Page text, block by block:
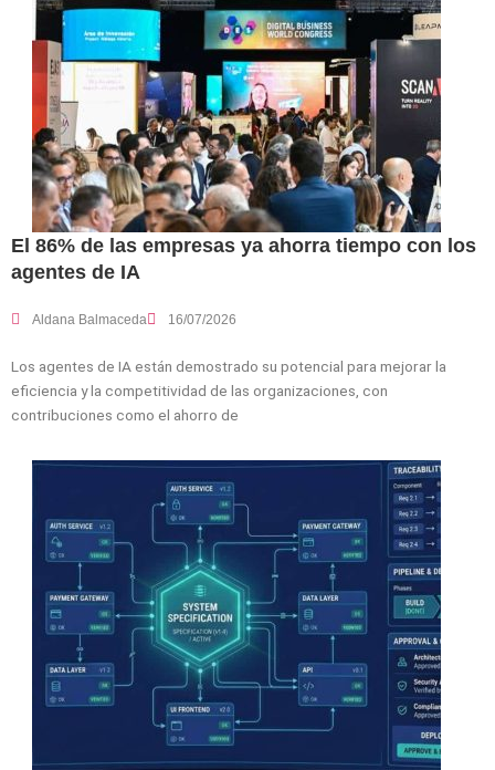
El 86% de las empresas ya ahorra tiempo con los
agentes de IA
Aldana Balmaceda 16/07/2026
Los agentes de IA están demostrado su potencial para mejorar la
eficiencia y la competitividad de las organizaciones, con
contribuciones como el ahorro de